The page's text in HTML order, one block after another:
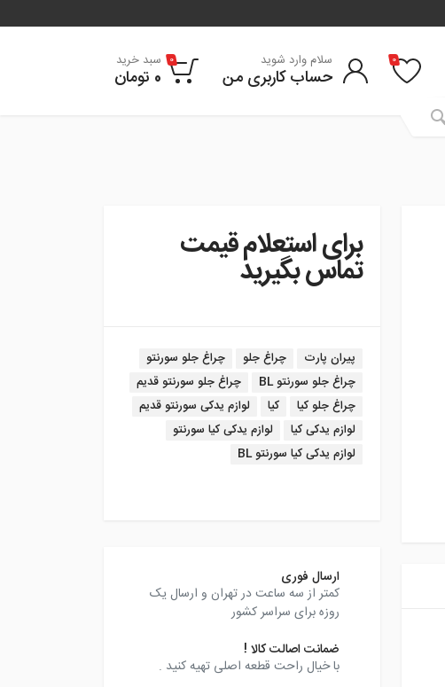
0 سلام وارد شوید
حساب کاربری من
0 سبد خرید
0 تومان
برای استعلام قیمت
تماس بگیرید
برچسب:
پیران پارت چراغ جلو
چراغ جلو سورنتو
چراغ جلو سورنتو BL
چراغ جلو سورنتو قدیم
چراغ جلو کیا
کیا
لوازم یدکی سورنتو قدیم
لوازم یدکی کیا
لوازم یدکی کیا سورنتو
لوازم یدکی کیا سورنتو BL
ارسال فوری
کمتر از سه ساعت در تهران و ارسال یک
روزه برای سراسر کشور
ضمانت اصالت کالا !
با خیال راحت قطعه اصلی تهیه کنید .